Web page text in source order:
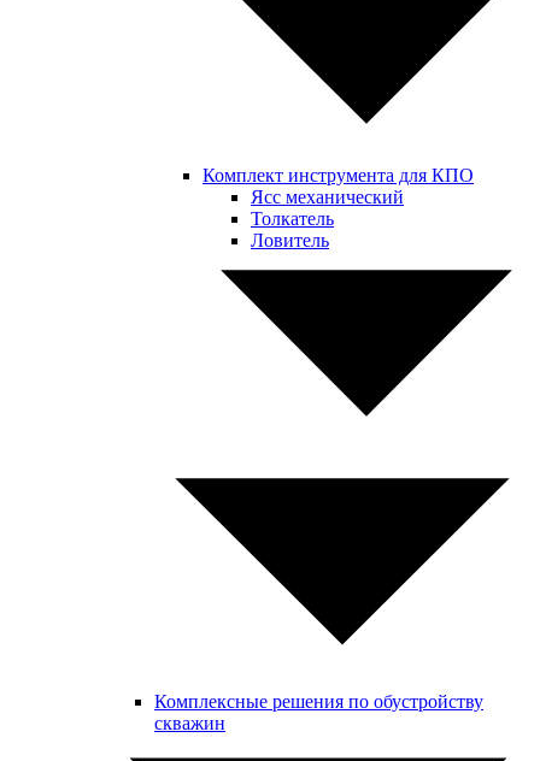
Комплект инструмента для КПО
Ясс механический
Толкатель
Ловитель
Комплексные решения по обустройству
скважин